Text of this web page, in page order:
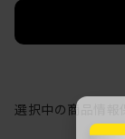
選択中の商品情報